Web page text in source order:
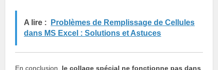
A lire :
Problèmes de Remplissage de Cellules
dans MS Excel : Solutions et Astuces
En conclusion, le collage spécial ne fonctionne pas dans